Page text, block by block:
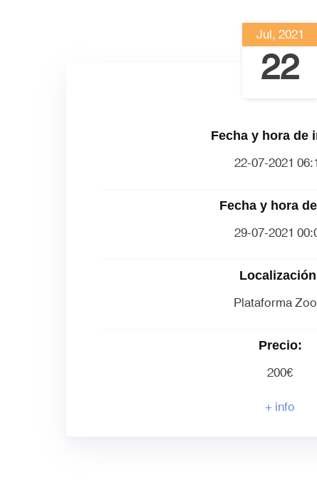
Jul, 2021
22
Fecha y hora de
22-07-2021
Fecha y hora
29-07-2021
Plataforma
Precio:
200€
+ info